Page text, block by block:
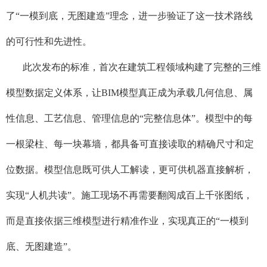
了“一模到底，无图建造”理念，进一步验证了这一技术路线
的可行性和先进性。
此次发布的标准，首次在建筑工程领域构建了完整的三维
模型数据定义体系，让BIM模型真正成为承载几何信息、属
性信息、工艺信息、管理信息的“完整信息体”。模型中的每
一根梁柱、每一块幕墙，都具备可直接读取的精确尺寸和定
位数据。模型信息既可供人工解读，更可供机器直接解析，
实现“人机共读”。施工现场不再需要翻阅成百上千张图纸，
而是直接依据三维模型进行精准作业，实现真正的“一模到
底、无图建造”。